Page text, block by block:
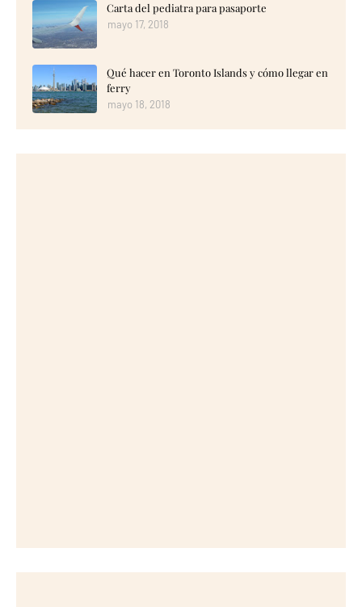
Carta del pediatra para pasaporte
mayo 17, 2018
Qué hacer en Toronto Islands y cómo llegar en
ferry
mayo 18, 2018